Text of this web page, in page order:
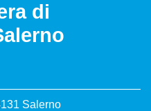
di
Salerno